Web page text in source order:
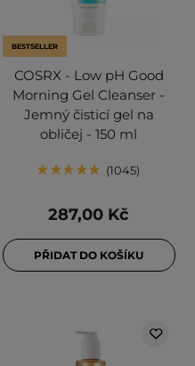
BESTSELLER
COSRX - Low pH Good
Morning Gel Cleanser -
Jemný čisticí gel na
obličej - 150 ml
1045
287,00 Kč
PŘIDAT DO KOŠÍKU